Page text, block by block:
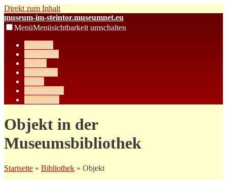
Direkt zum Inhalt
museum-im-steintor.museumnet.eu
MenüMenüsichtbarkeit umschalten
Startseite
Sammlung
Archiv
Bibliothek
Bilder
Datenschutz
Impressum
Objekt in der
Museumsbibliothek
Startseite » Bibliothek » Objekt